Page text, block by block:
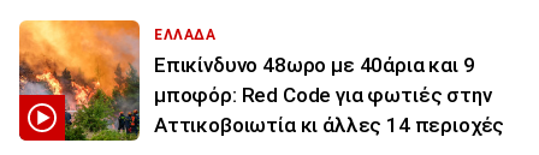
ΕΛΛΑΔΑ
Επικίνδυνο 48ωρο με 40άρια και 9
μποφόρ: Red Code για φωτιές στην
Αττικοβοιωτία κι άλλες 14 περιοχές